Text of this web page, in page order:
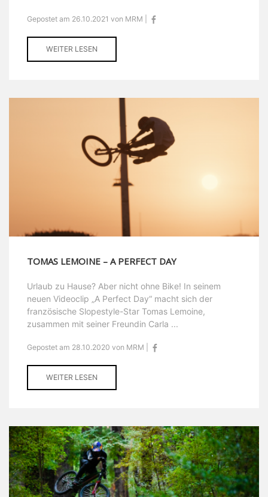
Gepostet am 26.10.2021 von MRM |
WEITER LESEN
TOMAS LEMOINE – A PERFECT DAY
Urlaub zu Hause? Aber nicht ohne Bike! In seinem
neuen Videoclip „A Perfect Day“ macht sich der
französische Slopestyle-Star Tomas Lemoine,
zusammen mit seiner Freundin Carla ...
Gepostet am 28.10.2020 von MRM |
WEITER LESEN